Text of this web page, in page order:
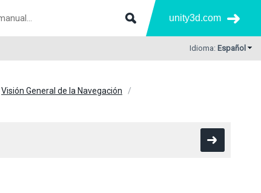
unity3d.com
Idioma: Español
Visión General de la Navegación